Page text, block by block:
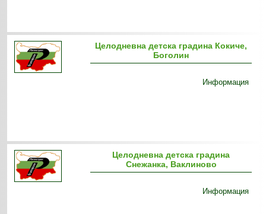
Целодневна детска градина Кокиче,
Боголин
Информация
Целодневна детска градина
Снежанка, Ваклиново
Информация